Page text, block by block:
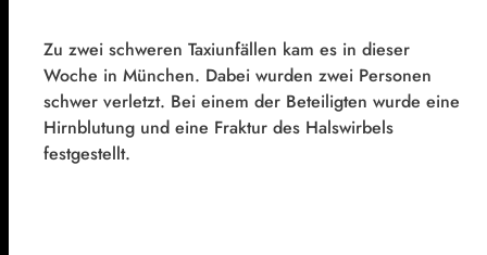
Zu zwei schweren Taxiunfällen kam es in dieser
Woche in München. Dabei wurden zwei Personen
schwer verletzt. Bei einem der Beteiligten wurde eine
Hirnblutung und eine Fraktur des Halswirbels
festgestellt.